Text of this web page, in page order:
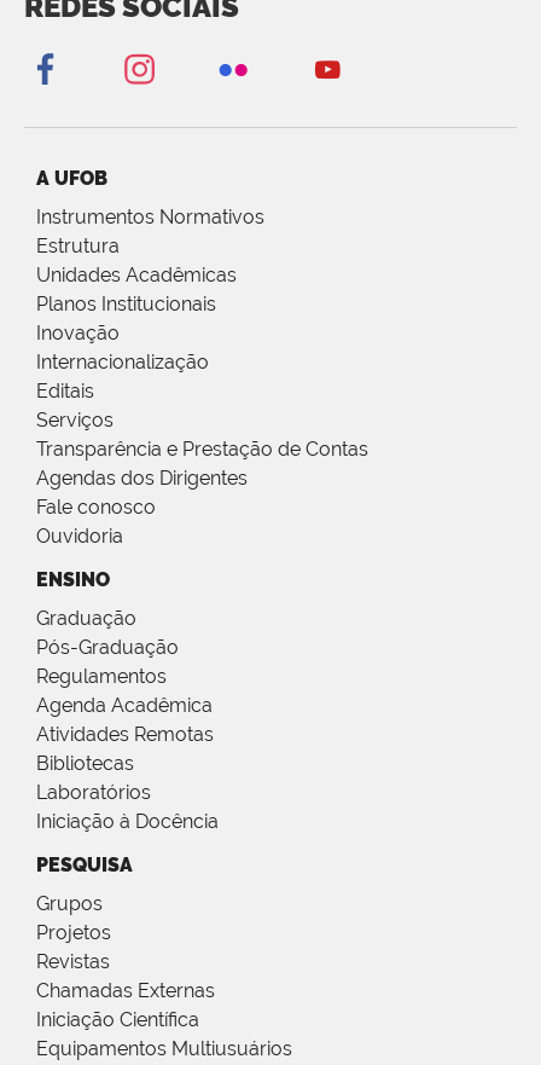
REDES SOCIAIS
A UFOB
Instrumentos Normativos
Estrutura
Unidades Acadêmicas
Planos Institucionais
Inovação
Internacionalização
Editais
Serviços
Transparência e Prestação de Contas
Agendas dos Dirigentes
Fale conosco
Ouvidoria
ENSINO
Graduação
Pós-Graduação
Regulamentos
Agenda Acadêmica
Atividades Remotas
Bibliotecas
Laboratórios
Iniciação à Docência
PESQUISA
Grupos
Projetos
Revistas
Chamadas Externas
Iniciação Científica
Equipamentos Multiusuários